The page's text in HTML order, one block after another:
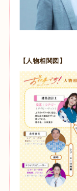
【人物相関図】